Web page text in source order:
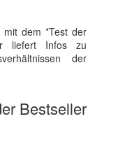
mit dem *Test der
liefert Infos zu
der
Bestseller